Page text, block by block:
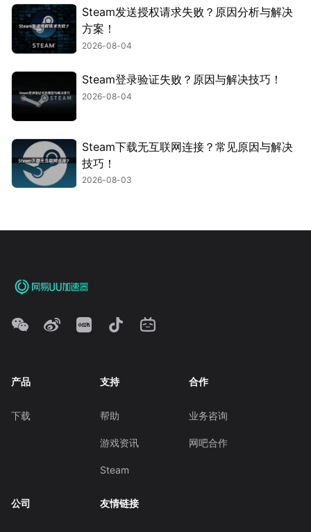
Steam发送授权请求失败？原因分析与解决
方案！
2026-08-04
Steam登录验证失败？原因与解决技巧！
2026-08-04
Steam下载无互联网连接？常见原因与解决
技巧！
2026-08-03
产品
下载
支持
帮助
游戏资讯
Steam
合作
业务咨询
网吧合作
公司 友情链接